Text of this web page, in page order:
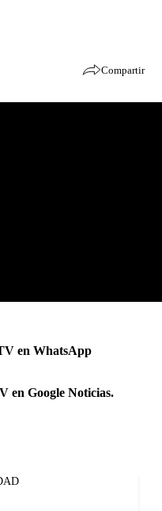
Compartir
en WhatsApp
en Google Noticias.